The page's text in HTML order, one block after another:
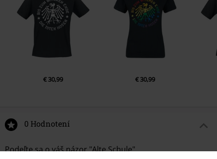
€ 30,99 € 30,99
0 Hodnotení
Podeľte sa o váš názor "Alte Schule".